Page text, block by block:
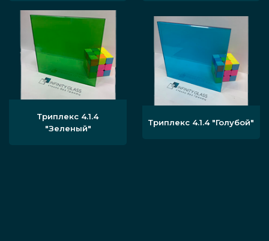
Триплекс 4.1.4
"Зеленый"
Триплекс 4.1.4 "Голубой"